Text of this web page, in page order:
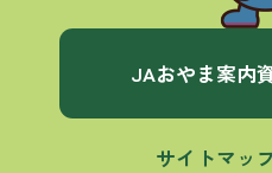
JAおやま案内
サイトマッ